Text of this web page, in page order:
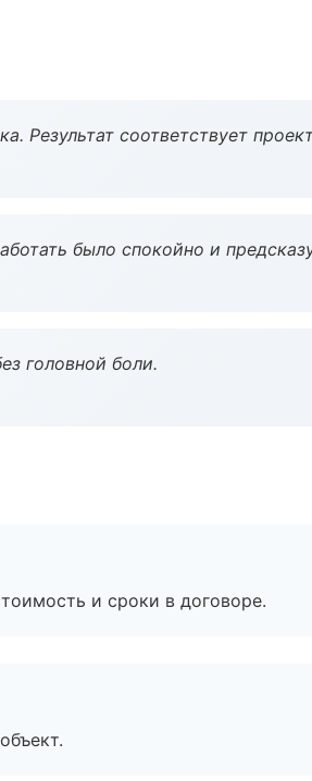
Результат соответствует
было спокойно и
головной боли.
и сроки в договоре.